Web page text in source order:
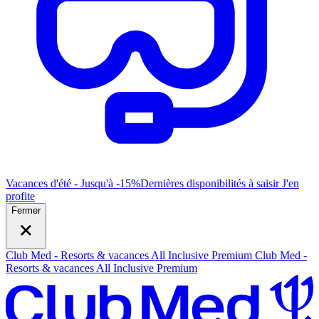
Vacances d'été - Jusqu'à -15%Dernières disponibilités à saisirJ'en
profite
Fermer
Club Med - Resorts & vacances All Inclusive Premium Club Med -
Resorts & vacances All Inclusive Premium